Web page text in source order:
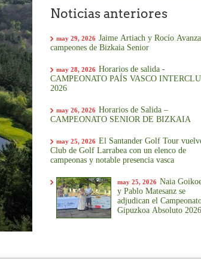
Noticias anteriores
may 29, 2026 Jaime Artiach y Rocío
campeones de Bizkaia Senior
may 28, 2026 Horarios de salida -
CAMPEONATO PAÍS VASCO
2026
may 26, 2026 Horarios de Salida –
CAMPEONATO SENIOR DE BIZKAIA
may 25, 2026 El Santander Golf Tour
Club de Golf Larrabea con un elenco de
campeonas y notable presencia vasca
may 25, 2026 Naia
y Pablo Matesanz se
adjudican el
Gipuzkoa Absoluto 2026